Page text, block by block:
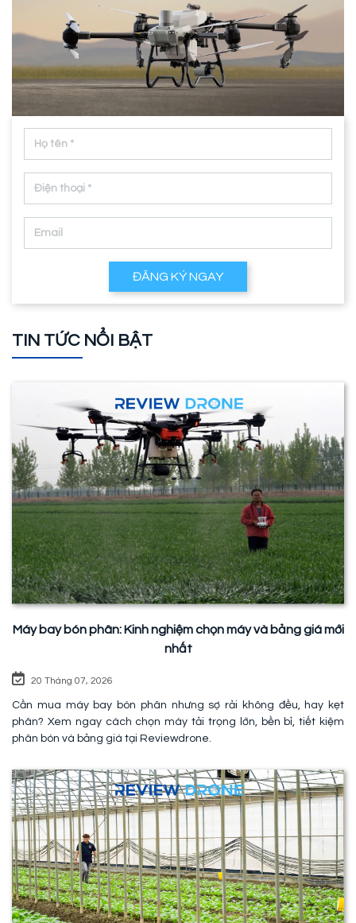
ĐĂNG KÝ NGAY
TIN TỨC NỔI BẬT
Máy bay bón phân: Kinh nghiệm chọn máy và bảng giá mới
nhất
20 Tháng 07, 2026
Cần mua máy bay bón phân nhưng sợ rải không đều, hay kẹt
phân? Xem ngay cách chọn máy tải trọng lớn, bền bỉ, tiết kiệm
phân bón và bảng giá tại Reviewdrone.